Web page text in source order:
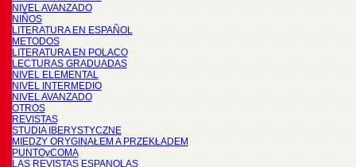
NIVEL AVANZADO
NIÑOS
LITERATURA EN ESPAÑOL
METODOS
LITERATURA EN POLACO
LECTURAS GRADUADAS
NIVEL ELEMENTAL
NIVEL INTERMEDIO
NIVEL AVANZADO
OTROS
REVISTAS
STUDIA IBERYSTYCZNE
MIĘDZY ORYGINAŁEM A PRZEKŁADEM
PUNTOyCOMA
LAS REVISTAS ESPANOLAS